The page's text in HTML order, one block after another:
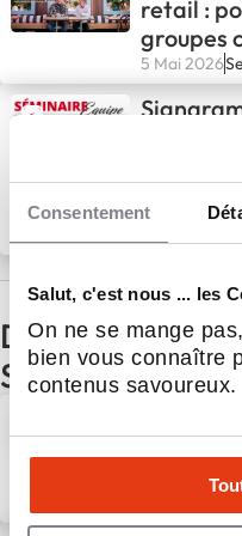
Consentement
Salut, c'est nous ... les
On ne se mange
bien vous connaître
contenus
retail :
groupes
5 Mai 2026
de
piloter
D'autres
Service aux
le